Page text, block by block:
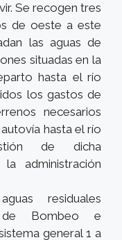
Se recogen tres
de oeste a este
las aguas de
situadas en la
hasta el río
los gastos de
necesarios
hasta el río
de dicha
administración
residuales
de Bombeo e
general 1 a